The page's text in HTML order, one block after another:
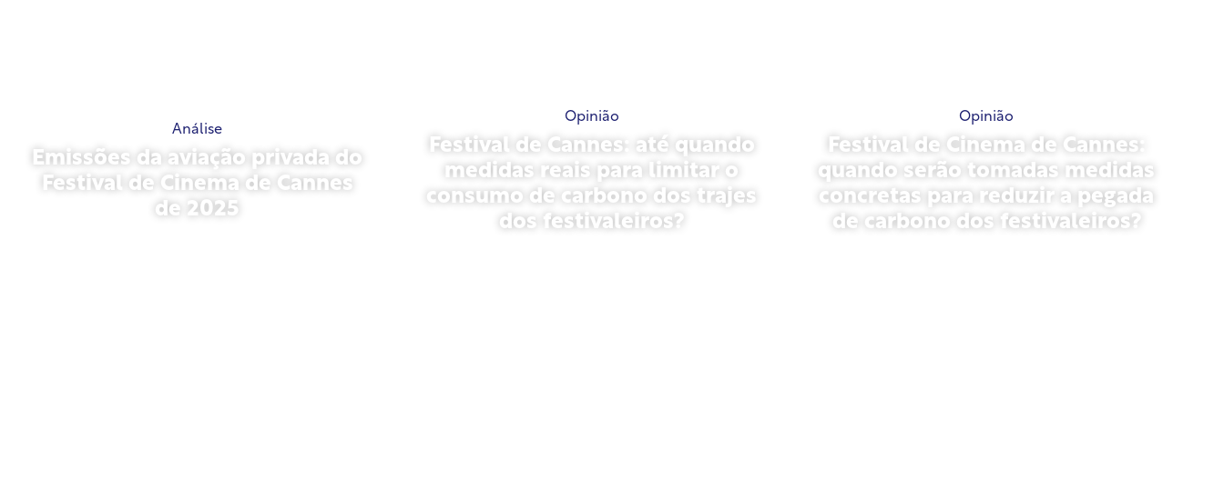
Análise
Emissões da aviação privada do
Festival de Cinema de Cannes
de 2025
Opinião
Festival de Cannes: até quando
medidas reais para limitar o
consumo de carbono dos trajes
dos festivaleiros?
Opinião
Festival de Cinema de Cannes:
quando serão tomadas medidas
concretas para reduzir a pegada
de carbono dos festivaleiros?